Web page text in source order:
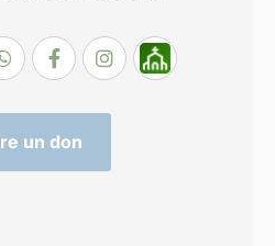
un don